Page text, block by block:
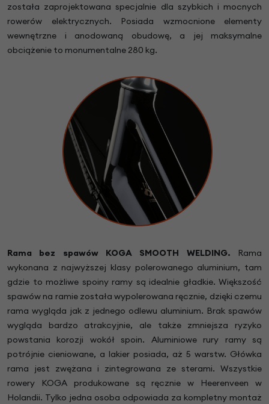
została zaprojektowana specjalnie dla szybkich i mocnych
rowerów elektrycznych. Posiada wzmocnione elementy
wewnętrzne i anodowaną obudowę, a jej maksymalne
obciążenie to monumentalne 280 kg.
Rama bez spawów KOGA SMOOTH WELDING.
Rama
wykonana z najwyższej klasy polerowanego aluminium, tam
gdzie to możliwe spoiny ramy są idealnie gładkie. Większość
spawów na ramie została wypolerowana ręcznie, dzięki czemu
rama wygląda jak z jednego odlewu aluminium. Brak spawów
wygląda bardzo atrakcyjnie, ale także zmniejsza ryzyko
powstania korozji wokół spoin. Aluminiowe rury ramy są
potrójnie cieniowane, a lakier posiada, aż 5 warstw. Główka
rama jest zwężana i zintegrowana ze sterami. Wszystkie
rowery KOGA produkowane są ręcznie w Heerenveen w
Holandii. Tylko jedna osoba odpowiada za kompletny montaż